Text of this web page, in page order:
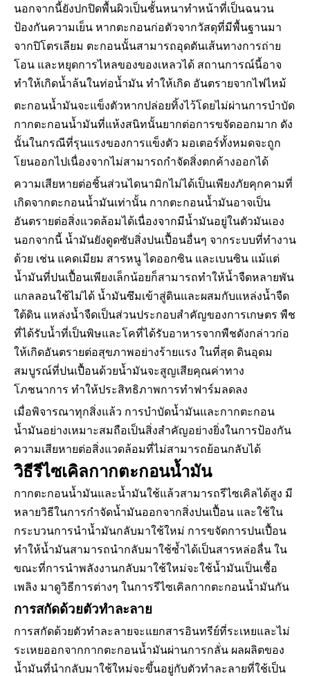
นอกจากนี้ยังปกปิดพื้นผิวเป็นชั้นหนาทำหน้าที่เป็นฉนวน
ป้องกันความเย็น หากตะกอนก่อตัวจากวัสดุที่มีพื้นฐานมา
จากปิโตรเลียม ตะกอนนั้นสามารถอุดตันเส้นทางการถ่าย
โอน และหยุดการไหลของของเหลวได้ สถานการณ์นี้อาจ
ทำให้เกิดน้ำล้นในท่อน้ำมัน ทำให้เกิด อันตรายจากไฟไหม้
ตะกอนน้ำมันจะแข็งตัวหากปล่อยทิ้งไว้โดยไม่ผ่านการบำบัด
กากตะกอนน้ำมันที่แห้งสนิทนั้นยากต่อการขจัดออกมาก ดัง
นั้นในกรณีที่รุนแรงของการแข็งตัว มอเตอร์ทั้งหมดจะถูก
โยนออกไปเนื่องจากไม่สามารถกำจัดสิ่งตกค้างออกได้
ความเสียหายต่อชิ้นส่วนไดนามิกไม่ได้เป็นเพียงภัยคุกคามที่
เกิดจากตะกอนน้ำมันเท่านั้น กากตะกอนน้ำมันอาจเป็น
อันตรายต่อสิ่งแวดล้อมได้เนื่องจากมีน้ำมันอยู่ในตัวมันเอง
นอกจากนี้ น้ำมันยังดูดซับสิ่งปนเปื้อนอื่นๆ จากระบบที่ทำงาน
ด้วย เช่น แคดเมียม สารหนู ไดออกซิน และเบนซิน แม้แต่
น้ำมันที่ปนเปื้อนเพียงเล็กน้อยก็สามารถทำให้น้ำจืดหลายพัน
แกลลอนใช้ไม่ได้ น้ำมันซึมเข้าสู่ดินและผสมกับแหล่งน้ำจืด
ใต้ดิน แหล่งน้ำจืดเป็นส่วนประกอบสำคัญของการเกษตร พืช
ที่ได้รับน้ำที่เป็นพิษและโคที่ได้รับอาหารจากพืชดังกล่าวก่อ
ให้เกิดอันตรายต่อสุขภาพอย่างร้ายแรง ในที่สุด ดินอุดม
สมบูรณ์ที่ปนเปื้อนด้วยน้ำมันจะสูญเสียคุณค่าทาง
โภชนาการ ทำให้ประสิทธิภาพการทำฟาร์มลดลง
เมื่อพิจารณาทุกสิ่งแล้ว การบำบัดน้ำมันและกากตะกอน
น้ำมันอย่างเหมาะสมถือเป็นสิ่งสำคัญอย่างยิ่งในการป้องกัน
ความเสียหายต่อสิ่งแวดล้อมที่ไม่สามารถย้อนกลับได้
วิธีรีไซเคิลกากตะกอนน้ำมัน
กากตะกอนน้ำมันและน้ำมันใช้แล้วสามารถรีไซเคิลได้สูง มี
หลายวิธีในการกำจัดน้ำมันออกจากสิ่งปนเปื้อน และใช้ใน
กระบวนการนำน้ำมันกลับมาใช้ใหม่ การขจัดการปนเปื้อน
ทำให้น้ำมันสามารถนำกลับมาใช้ซ้ำได้เป็นสารหล่อลื่น ใน
ขณะที่การนำพลังงานกลับมาใช้ใหม่จะใช้น้ำมันเป็นเชื้อ
เพลิง มาดูวิธีการต่างๆ ในการรีไซเคิลกากตะกอนน้ำมันกัน
การสกัดด้วยตัวทำละลาย
การสกัดด้วยตัวทำละลายจะแยกสารอินทรีย์ที่ระเหยและไม่
ระเหยออกจากกากตะกอนน้ำมันผ่านการกลั่น ผลผลิตของ
น้ำมันที่นำกลับมาใช้ใหม่จะขึ้นอยู่กับตัวทำละลายที่ใช้เป็น